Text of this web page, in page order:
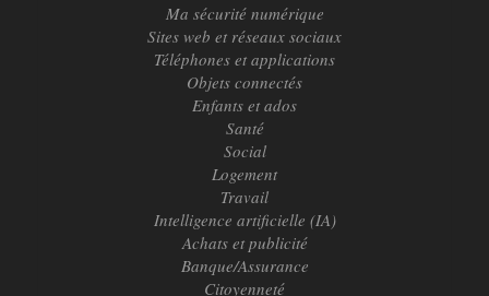
Ma sécurité numérique
Sites web et réseaux sociaux
Téléphones et applications
Objets connectés
Enfants et ados
Santé
Social
Logement
Travail
Intelligence artificielle (IA)
Achats et publicité
Banque/Assurance
Citoyenneté